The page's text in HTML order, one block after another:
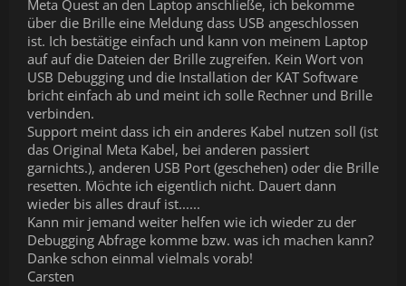
Meta Quest an den Laptop anschließe, ich bekomme
über die Brille eine Meldung dass USB angeschlossen
ist. Ich bestätige einfach und kann von meinem Laptop
auf auf die Dateien der Brille zugreifen. Kein Wort von
USB Debugging und die Installation der KAT Software
bricht einfach ab und meint ich solle Rechner und Brille
verbinden.
Support meint dass ich ein anderes Kabel nutzen soll (ist
das Original Meta Kabel, bei anderen passiert
garnichts.), anderen USB Port (geschehen) oder die Brille
resetten. Möchte ich eigentlich nicht. Dauert dann
wieder bis alles drauf ist......
Kann mir jemand weiter helfen wie ich wieder zu der
Debugging Abfrage komme bzw. was ich machen kann?
Danke schon einmal vielmals vorab!
Carsten